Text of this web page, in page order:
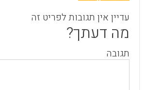
עדיין אין תגובות לפריט זה
מה דעתך?
תגובה